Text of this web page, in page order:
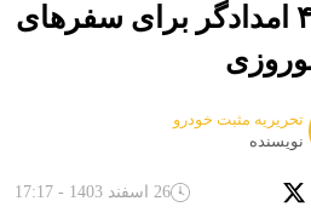
شد/ آماده‌باش ۴۳۰ امدادگر برای سفرهای
تحریریه مثبت خودرو
نویسنده
26 اسفند 1403 - 17:17